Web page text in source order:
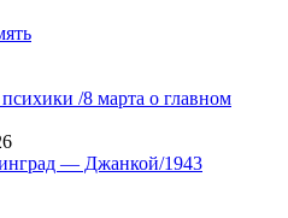
/8 марта о главном
— Джанкой/1943